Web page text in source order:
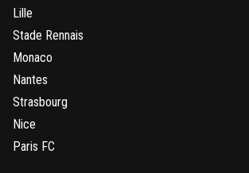
Lille
Stade Rennais
Monaco
Nantes
Strasbourg
Nice
Paris FC